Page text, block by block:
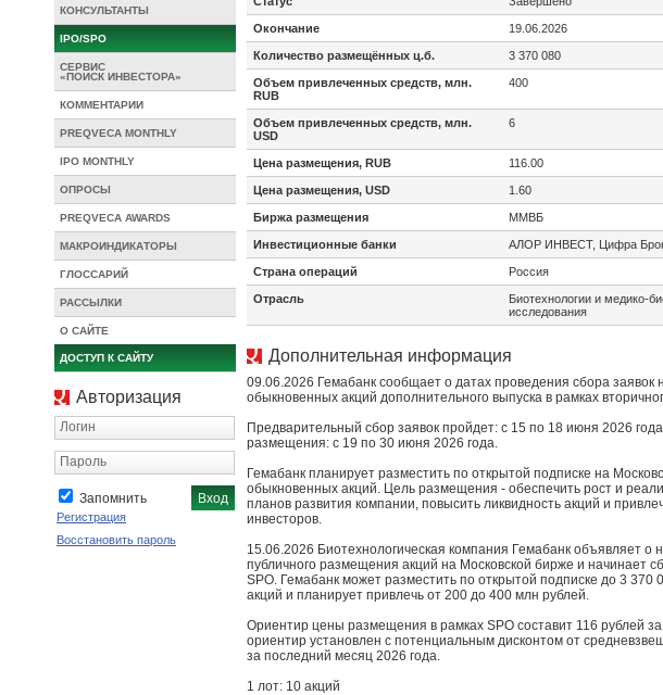
КОНСУЛЬТАНТЫ
IPO/SPO
СЕРВИС
«ПОИСК ИНВЕСТОРА»
КОММЕНТАРИИ
PREQVECA MONTHLY
IPO MONTHLY
ОПРОСЫ
PREQVECA AWARDS
МАКРОИНДИКАТОРЫ
ГЛОССАРИЙ
РАССЫЛКИ
О САЙТЕ
ДОСТУП К САЙТУ
Авторизация
Логин
Пароль
Запомнить
Регистрация
Восстановить пароль
Окончание 19.06.2026
Количество размещённых ц.б. 3 370 080
Объем привлеченных средств, млн.
RUB
400
Объем привлеченных средств, млн.
USD
6
Цена размещения, RUB 116.00
Цена размещения, USD 1.60
Биржа размещения ММВБ
Инвестиционные банки АЛОР ИНВЕСТ, Цифра
Страна операций Россия
Отрасль
Биотехнологии и медико-
исследования
Дополнительная информация
09.06.2026 Гемабанк сообщает о датах проведения сбора заявок
обыкновенных акций дополнительного выпуска в рамках
Предварительный сбор заявок пройдет: с 15 по 18 июня 2026
размещения: с 19 по 30 июня 2026 года.
Гемабанк планирует разместить по открытой подписке на
обыкновенных акций. Цель размещения - обеспечить рост и
планов развития компании, повысить ликвидность акций и
инвесторов.
15.06.2026 Биотехнологическая компания Гемабанк объявляет о
публичного размещения акций на Московской бирже и начинает
SPO. Гемабанк может разместить по открытой подписке до 3 370
акций и планирует привлечь от 200 до 400 млн рублей.
Ориентир цены размещения в рамках SPO составит 116 рублей
ориентир установлен с потенциальным дисконтом от
за последний месяц 2026 года.
1 лот: 10 акций